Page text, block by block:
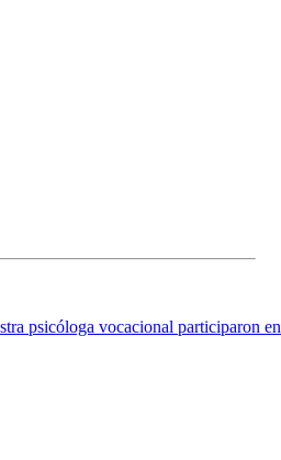
psicóloga vocacional participaron